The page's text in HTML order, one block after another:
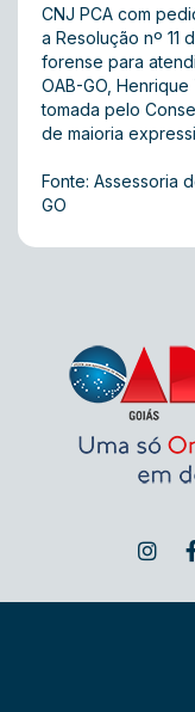
CNJ PCA com
a Resolução nº 11
forense para
OAB-GO,
tomada pelo
de maioria
Fonte: Assessoria
GO